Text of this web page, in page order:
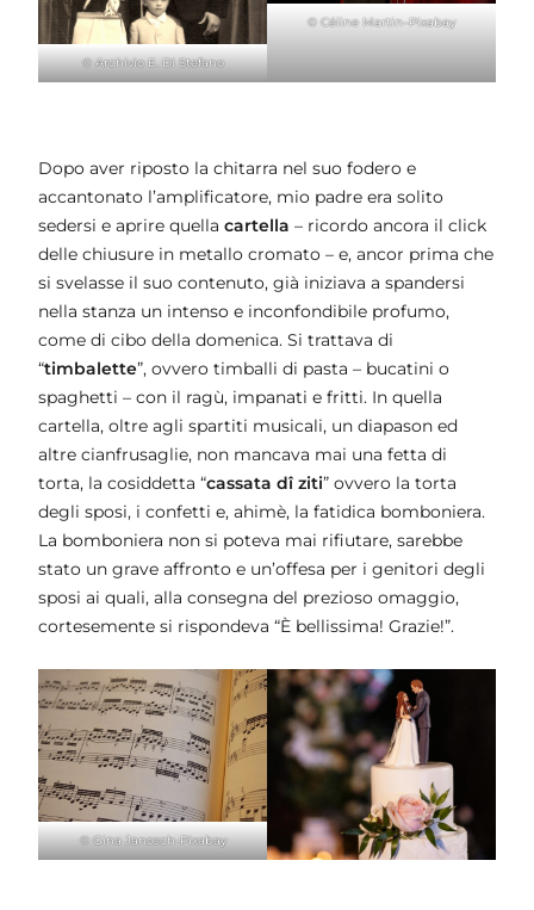
© Archivio E. Di Stefano
© Céline Martin–Pixabay
Dopo aver riposto la chitarra nel suo fodero e
accantonato l’amplificatore, mio padre era solito
sedersi e aprire quella cartella – ricordo ancora il click
delle chiusure in metallo cromato – e, ancor prima che
si svelasse il suo contenuto, già iniziava a spandersi
nella stanza un intenso e inconfondibile profumo,
come di cibo della domenica. Si trattava di
“timbalette”, ovvero timballi di pasta – bucatini o
spaghetti – con il ragù, impanati e fritti. In quella
cartella, oltre agli spartiti musicali, un diapason ed
altre cianfrusaglie, non mancava mai una fetta di
torta, la cosiddetta “cassata dî ziti” ovvero la torta
degli sposi, i confetti e, ahimè, la fatidica bomboniera.
La bomboniera non si poteva mai rifiutare, sarebbe
stato un grave affronto e un’offesa per i genitori degli
sposi ai quali, alla consegna del prezioso omaggio,
cortesemente si rispondeva “È bellissima! Grazie!”.
© Gina Janosch-Pixabay